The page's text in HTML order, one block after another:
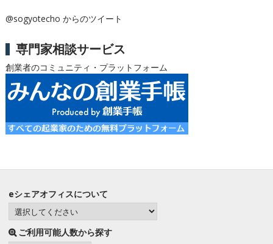
@sogyotecho からのツイート
専門家相談サービス
創業者のコミュニティ・プラットフォーム
eシェアオフィスについて
ご利用可能人数から探す